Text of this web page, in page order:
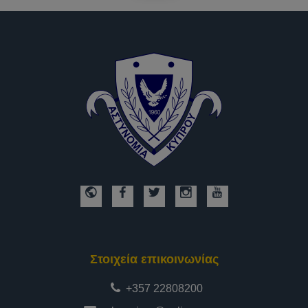
Στοιχεία επικοινωνίας
+357 22808200